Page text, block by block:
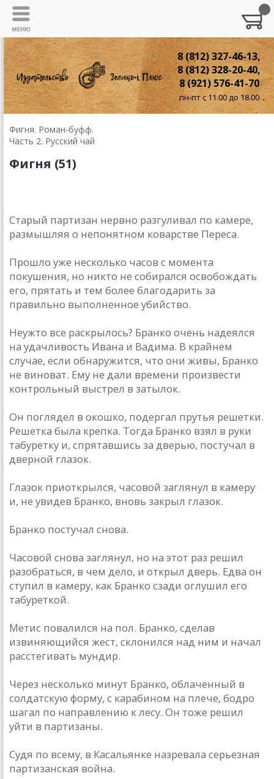
8 (812) 327-46-13,
8 (812) 328-20-40,
8 (921) 576-41-70
пн-пт с 11.00 до 18.00
Фигня. Роман-буфф.
Часть 2. Русский чай
Фигня (51)
Старый партизан нервно разгуливал по камере,
размышляя о непонятном коварстве Переса.
Прошло уже несколько часов с момента
покушения, но никто не собирался освобождать
его, прятать и тем более благодарить за
правильно выполненное убийство.
Неужто все раскрылось? Бранко очень надеялся
на удачливость Ивана и Вадима. В крайнем
случае, если обнаружится, что они живы, Бранко
не виноват. Ему не дали времени произвести
контрольный выстрел в затылок.
Он поглядел в окошко, подергал прутья решетки.
Решетка была крепка. Тогда Бранко взял в руки
табуретку и, спрятавшись за дверью, постучал в
дверной глазок.
Глазок приоткрылся, часовой заглянул в камеру
и, не увидев Бранко, вновь закрыл глазок.
Бранко постучал снова.
Часовой снова заглянул, но на этот раз решил
разобраться, в чем дело, и открыл дверь. Едва он
ступил в камеру, как Бранко сзади оглушил его
табуреткой.
Метис повалился на пол. Бранко, сделав
извиняющийся жест, склонился над ним и начал
расстегивать мундир.
Через несколько минут Бранко, облаченный в
солдатскую форму, с карабином на плече, бодро
шагал по направлению к лесу. Он тоже решил
уйти в партизаны.
Судя по всему, в Касальянке назревала серьезная
партизанская война.